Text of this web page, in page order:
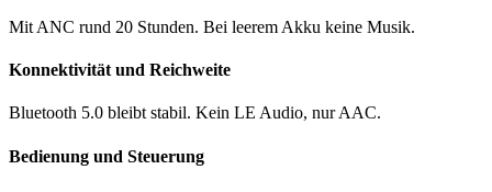
Mit ANC rund 20 Stunden. Bei leerem Akku keine Musik.
Konnektivität und Reichweite
Bluetooth 5.0 bleibt stabil. Kein LE Audio, nur AAC.
Bedienung und Steuerung